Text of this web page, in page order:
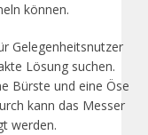
können.
Gelegenheitsnutzer
Lösung suchen.
Bürste und eine Öse
kann das Messer
werden.